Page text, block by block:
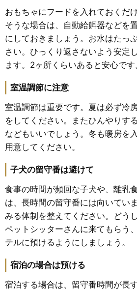
おもちゃにフードを入れておくだ
そうな場合は、自動給餌器などを
にしておきましょう。お水はたっ
さい。ひっくり返さないよう安定
ます。2ヶ所くらいあると安心です
室温調節に注意
室温調節は重要です。夏は必ず冷
をしてください。またひんやりす
などもいいでしょう。冬も暖房を
用意してください。
子犬の留守番は避けて
食事の時間が頻回な子犬や、離乳
は、長時間の留守番には向いてい
みる体制を整えてください。どう
ペットシッターさんに来てもらう
テルに預けるようにしましょう。
宿泊の場合は預ける
宿泊する場合は、留守番時間が長